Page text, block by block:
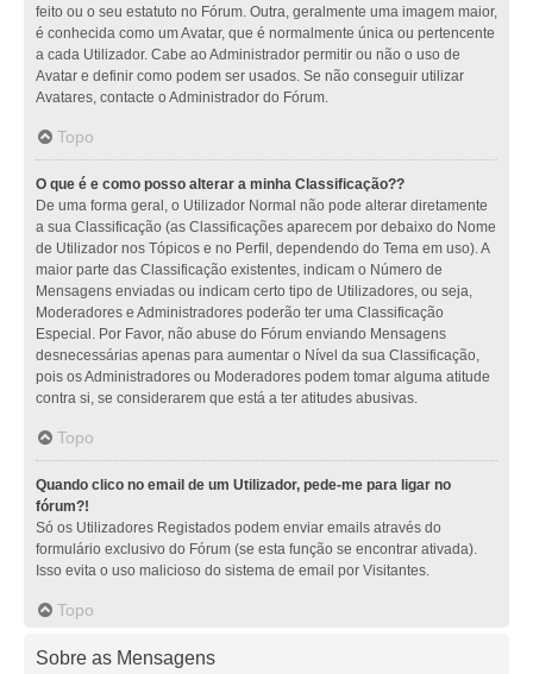
feito ou o seu estatuto no Fórum. Outra, geralmente uma imagem maior,
é conhecida como um Avatar, que é normalmente única ou pertencente
a cada Utilizador. Cabe ao Administrador permitir ou não o uso de
Avatar e definir como podem ser usados. Se não conseguir utilizar
Avatares, contacte o Administrador do Fórum.
Topo
O que é e como posso alterar a minha Classificação??
De uma forma geral, o Utilizador Normal não pode alterar diretamente
a sua Classificação (as Classificações aparecem por debaixo do Nome
de Utilizador nos Tópicos e no Perfil, dependendo do Tema em uso). A
maior parte das Classificação existentes, indicam o Número de
Mensagens enviadas ou indicam certo tipo de Utilizadores, ou seja,
Moderadores e Administradores poderão ter uma Classificação
Especial. Por Favor, não abuse do Fórum enviando Mensagens
desnecessárias apenas para aumentar o Nível da sua Classificação,
pois os Administradores ou Moderadores podem tomar alguma atitude
contra si, se considerarem que está a ter atitudes abusivas.
Topo
Quando clico no email de um Utilizador, pede-me para ligar no
fórum?!
Só os Utilizadores Registados podem enviar emails através do
formulário exclusivo do Fórum (se esta função se encontrar ativada).
Isso evita o uso malicioso do sistema de email por Visitantes.
Topo
Sobre as Mensagens